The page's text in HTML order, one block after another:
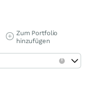
Zum Portfolio
hinzufügen